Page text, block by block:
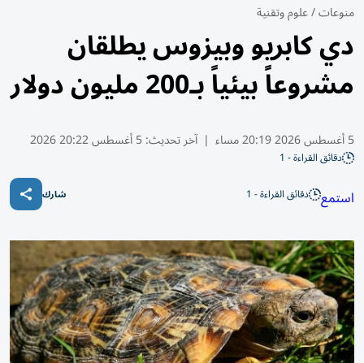
منوعات/علوم وتقنية
دي كابريو وبيزوس يطلقان
مشروعاً بيئياً بـ200 مليون دولار
5 أغسطس 2026 20:19 مساء | آخر تحديث:5 أغسطس 20:22 2026
دقائق القراءة - 1
استمع دقائق القراءة - 1 شارك